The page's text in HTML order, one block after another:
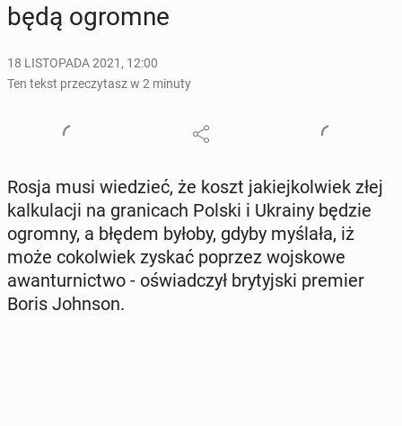
będą ogromne
18 LISTOPADA 2021, 12:00
Ten tekst przeczytasz w 2 minuty
Rosja musi wie­dzieć, że koszt ja­kiej­kol­wiek złej
kal­ku­la­cji na gra­ni­cach Polski i Ukrainy będzie
ogromny, a błędem byłoby, gdyby myślała, iż
może co­kol­wiek zyskać poprzez woj­sko­we
awan­tur­nic­two - oświad­czył bry­tyj­ski premier
Boris Johnson.